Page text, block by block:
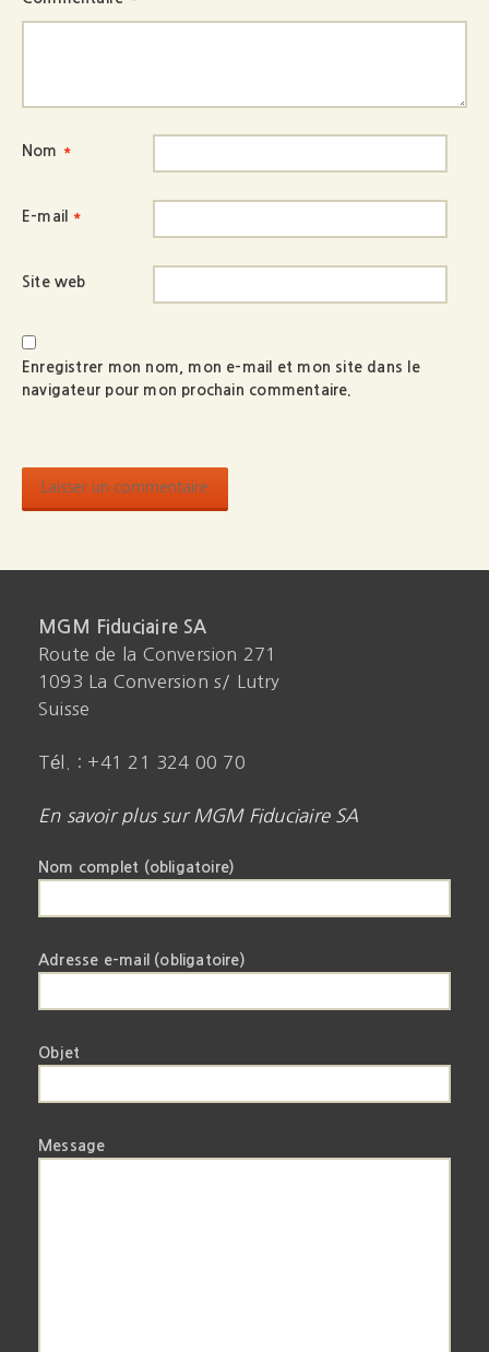
Nom *
E-mail *
Site web
Enregistrer mon nom, mon e-mail et mon site dans le
navigateur pour mon prochain commentaire.
MGM Fiduciaire SA
Route de la Conversion 271
1093 La Conversion s/ Lutry
Suisse
Tél. : +41 21 324 00 70
En savoir plus sur MGM Fiduciaire SA
Nom complet (obligatoire)
Adresse e-mail (obligatoire)
Objet
Message